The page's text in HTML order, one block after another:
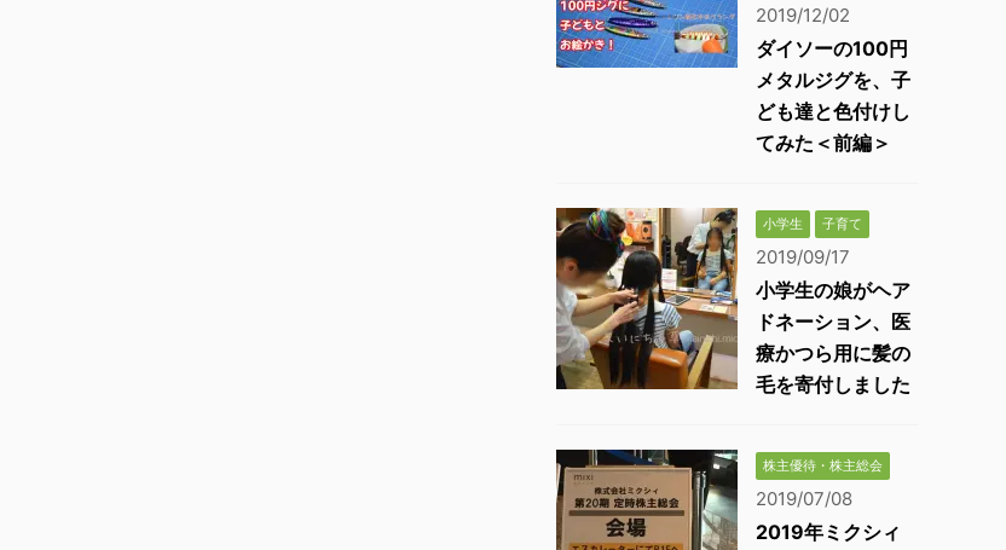
2019/12/02
ダイソーの100円
メタルジグを、子
ども達と色付けし
てみた＜前編＞
小学生 子育て
2019/09/17
小学生の娘がヘア
ドネーション、医
療かつら用に髪の
毛を寄付しました
株主優待・株主総会
2019/07/08
2019年ミクシィ